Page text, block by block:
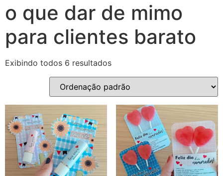
o que dar de mimo
para clientes barato
Exibindo todos 6 resultados